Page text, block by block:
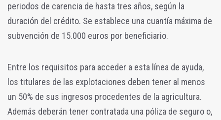
periodos de carencia de hasta tres años, según la
duración del crédito. Se establece una cuantía máxima de
subvención de 15.000 euros por beneficiario.
Entre los requisitos para acceder a esta línea de ayuda,
los titulares de las explotaciones deben tener al menos
un 50% de sus ingresos procedentes de la agricultura.
Además deberán tener contratada una póliza de seguro o,